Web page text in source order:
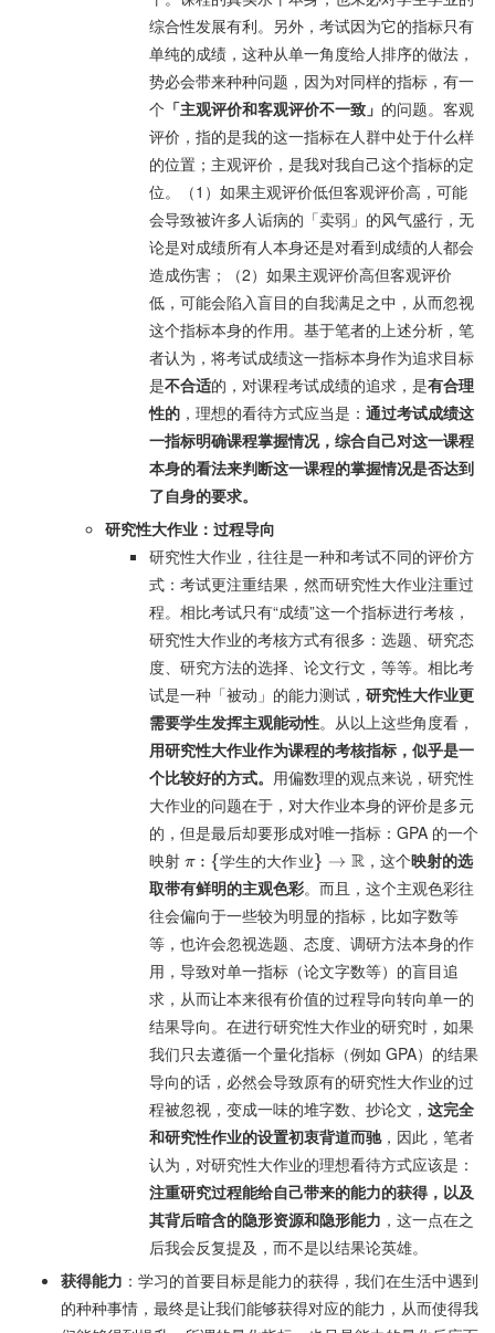
综合性发展有利。另外，考试因为它的指标只有
单纯的成绩，这种从单一角度给人排序的做法，
势必会带来种种问题，因为对同样的指标，有一
个 「主观评价和客观评价不一致」 的问题。客观
评价，指的是我的这一指标在人群中处于什么样
的位置；主观评价，是我对我自己这个指标的定
位。（1）如果主观评价低但客观评价高，可能
会导致被许多人诟病的「卖弱」的风气盛行，无
论是对成绩所有人本身还是对看到成绩的人都会
造成伤害；（2）如果主观评价高但客观评价
低，可能会陷入盲目的自我满足之中，从而忽视
这个指标本身的作用。基于笔者的上述分析，笔
者认为，将考试成绩这一指标本身作为追求目标
是不合适的，对课程考试成绩的追求，是有合理
性的 ，理想的看待方式应当是： 通过考试成绩这
一指标明确课程掌握情况，综合自己对这一课程
本身的看法来判断这一课程的掌握情况是否达到
了自身的要求。
研究性大作业：过程导向
研究性大作业，往往是一种和考试不同的评价方
式：考试更注重结果，然而研究性大作业注重过
程。相比考试只有“成绩”这一个指标进行考核，
研究性大作业的考核方式有很多：选题、研究态
度、研究方法的选择、论文行文，等等。相比考
试是一种「被动」的能力测试， 研究性大作业更
需要学生发挥主观能动性。从以上这些角度看，
用研究性大作业作为课程的考核指标，似乎是一
个比较好的方式。 用偏数理的观点来说，研究性
大作业的问题在于，对大作业本身的评价是多元
的，但是最后却要形成对唯一指标：GPA 的一个
映射
学生的大作业
π: { 学生的大作业}→R ，这个映射的选
取带有鲜明的主观色彩。而且，这个主观色彩往
往会偏向于一些较为明显的指标，比如字数等
等，也许会忽视选题、态度、调研方法本身的作
用，导致对单一指标（论文字数等）的盲目追
求，从而让本来很有价值的过程导向转向单一的
结果导向。在进行研究性大作业的研究时，如果
我们只去遵循一个量化指标（例如 GPA）的结果
导向的话，必然会导致原有的研究性大作业的过
程被忽视，变成一味的堆字数、抄论文， 这完全
和研究性作业的设置初衷背道而驰，因此，笔者
认为，对研究性大作业的理想看待方式应该是：
注重研究过程能给自己带来的能力的获得，以及
其背后暗含的隐形资源和隐形能力 ，这一点在之
后我会反复提及，而不是以结果论英雄。
获得能力 ：学习的首要目标是能力的获得，我们在生活中遇到
的种种事情，最终是让我们能够获得对应的能力，从而使得我